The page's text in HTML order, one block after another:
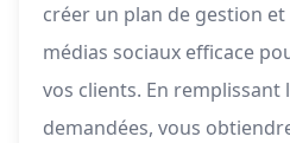
créer un plan de gestion
médias sociaux efficace
vos clients. En
demandées, vous